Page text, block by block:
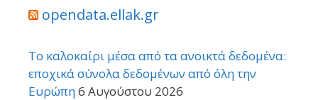
opendata.ellak.gr
Το καλοκαίρι μέσα από τα ανοικτά δεδομένα:
εποχικά σύνολα δεδομένων από όλη την
Ευρώπη6 Αυγούστου 2026